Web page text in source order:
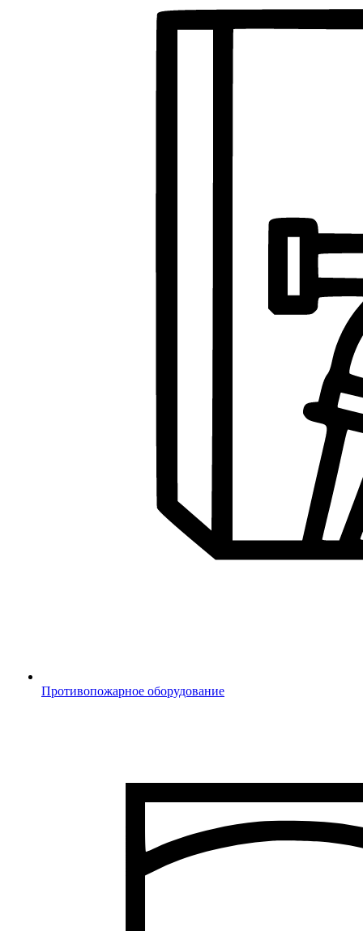
Противопожарное оборудование